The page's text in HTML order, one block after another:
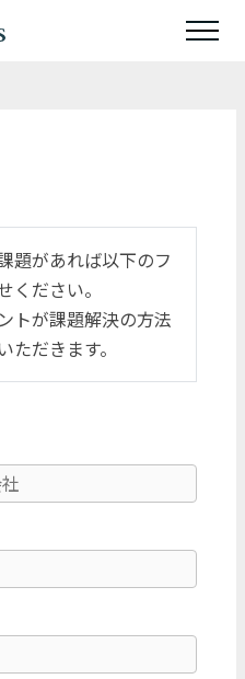
題があれば以下のフ
ください。
トが課題解決の方法
だきます。